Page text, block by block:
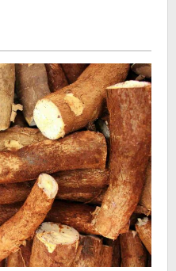
Tradisional